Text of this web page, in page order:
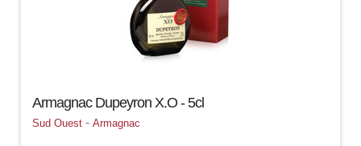
Armagnac Dupeyron X.O - 5cl
Sud Ouest -Armagnac